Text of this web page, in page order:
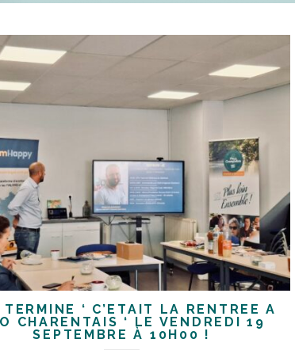
TERMINÉ ‘ C’ÉTAIT LA RENTRÉE À
CHARENTAIS ‘ LE VENDREDI 19
SEPTEMBRE À 10H00 !